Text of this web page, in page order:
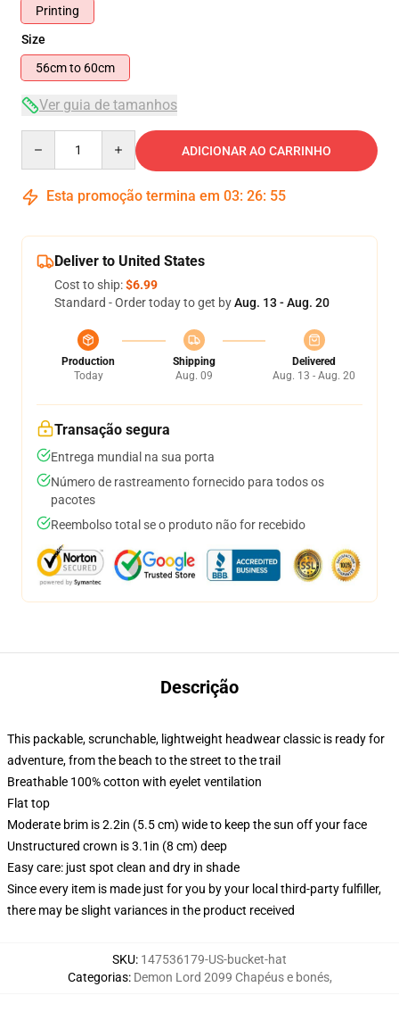
Printing
Size
56cm to 60cm
Ver guia de tamanhos
ADICIONAR AO CARRINHO
Esta promoção termina em 03: 26: 55
Deliver to United States
Cost to ship:$6.99
Standard - Order today to get byAug. 13 - Aug. 20
Production
Today
Shipping
Aug. 09
Delivered
Aug. 13 - Aug. 20
Transação segura
Entrega mundial na sua porta
Número de rastreamento fornecido para todos os
pacotes
Reembolso total se o produto não for recebido
Descrição
This packable, scrunchable, lightweight headwear classic is ready for
adventure, from the beach to the street to the trail
Breathable 100% cotton with eyelet ventilation
Flat top
Moderate brim is 2.2in (5.5 cm) wide to keep the sun off your face
Unstructured crown is 3.1in (8 cm) deep
Easy care: just spot clean and dry in shade
Since every item is made just for you by your local third-party fulfiller,
there may be slight variances in the product received
SKU: 147536179-US-bucket-hat
Categorias: Demon Lord 2099 Chapéus e bonés,